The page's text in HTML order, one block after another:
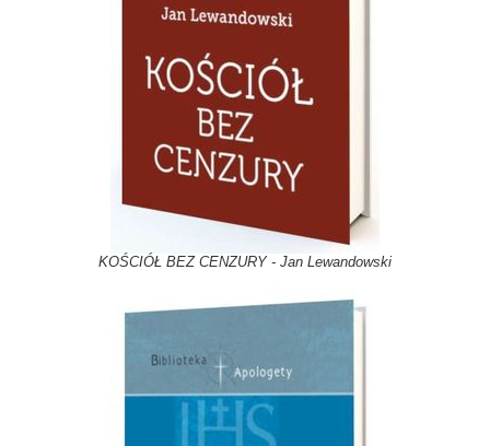
KOŚCIÓŁ BEZ CENZURY - Jan Lewandowski